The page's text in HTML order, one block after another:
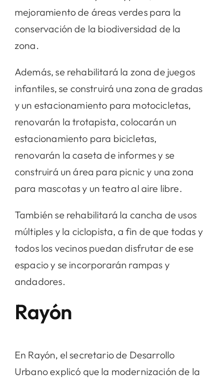
mejoramiento de áreas verdes para la
conservación de la biodiversidad de la
zona.
Además, se rehabilitará la zona de juegos
infantiles, se construirá una zona de gradas
y un estacionamiento para motocicletas,
renovarán la trotapista, colocarán un
estacionamiento para bicicletas,
renovarán la caseta de informes y se
construirá un área para picnic y una zona
para mascotas y un teatro al aire libre.
También se rehabilitará la cancha de usos
múltiples y la ciclopista, a fin de que todas y
todos los vecinos puedan disfrutar de ese
espacio y se incorporarán rampas y
andadores.
Rayón
En Rayón, el secretario de Desarrollo
Urbano explicó que la modernización de la